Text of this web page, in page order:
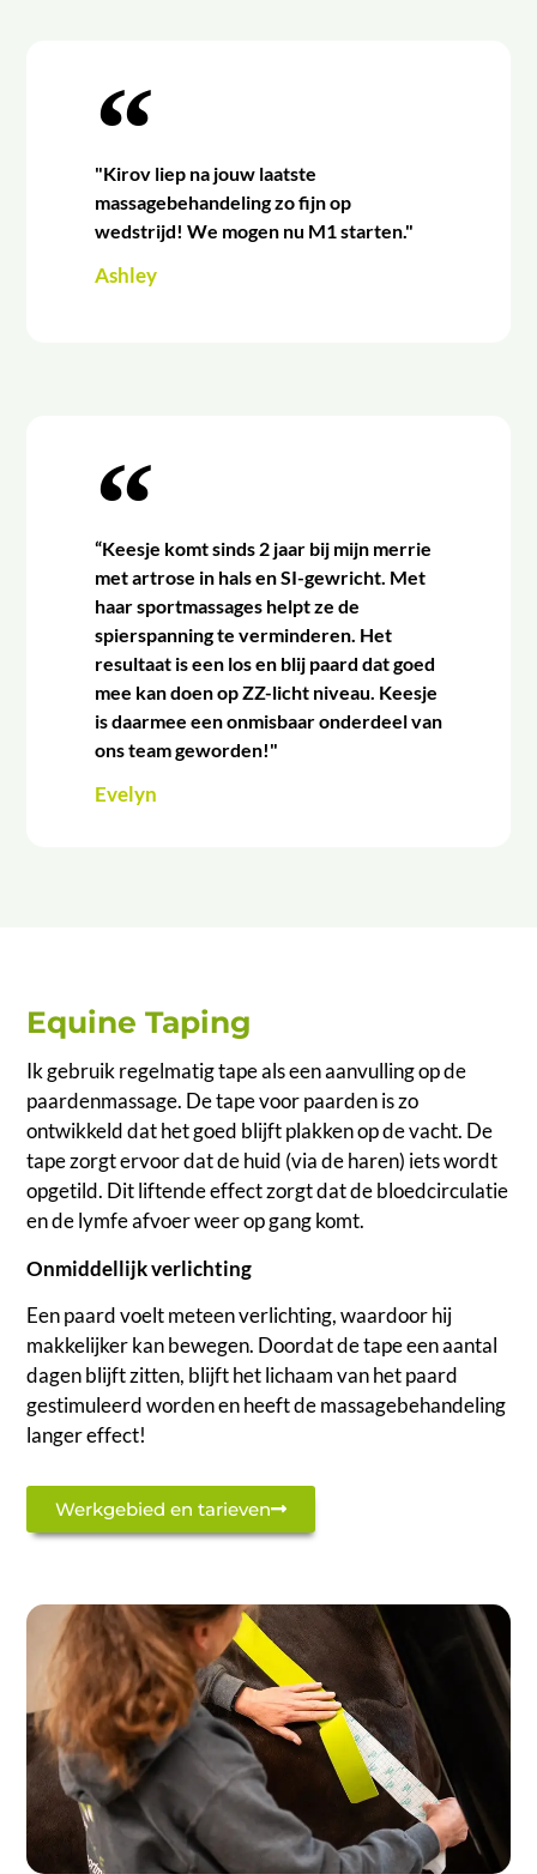
"Kirov liep na jouw laatste
massagebehandeling zo fijn op
wedstrijd! We mogen nu M1 starten."
Ashley
“Keesje komt sinds 2 jaar bij mijn merrie
met artrose in hals en SI-gewricht. Met
haar sportmassages helpt ze de
spierspanning te verminderen. Het
resultaat is een los en blij paard dat goed
mee kan doen op ZZ-licht niveau. Keesje
is daarmee een onmisbaar onderdeel van
ons team geworden!"
Evelyn
Equine Taping
Ik gebruik regelmatig tape als een aanvulling op de
paardenmassage. De tape voor paarden is zo
ontwikkeld dat het goed blijft plakken op de vacht. De
tape zorgt ervoor dat de huid (via de haren) iets wordt
opgetild. Dit liftende effect zorgt dat de bloedcirculatie
en de lymfe afvoer weer op gang komt.
Onmiddellijk verlichting
Een paard voelt meteen verlichting, waardoor hij
makkelijker kan bewegen. Doordat de tape een aantal
dagen blijft zitten, blijft het lichaam van het paard
gestimuleerd worden en heeft de massagebehandeling
langer effect!
Werkgebied en tarieven